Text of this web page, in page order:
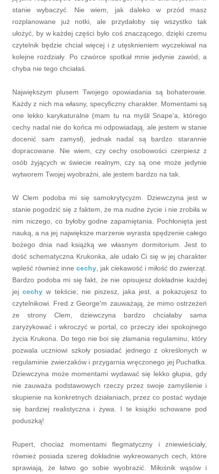
stanie wybaczyć. Nie wiem, jak daleko w przód masz
rozplanowane już notki, ale przydałoby się wszystko tak
ułożyć, by w każdej części było coś znaczącego, dzięki czemu
czytelnik będzie chciał więcej i z utęsknieniem wyczekiwał na
kolejne rozdziały. Po czwórce spotkał mnie jedynie zawód, a
chyba nie tego chciałaś.
Największym plusem Twojego opowiadania są bohaterowie.
Każdy z nich ma własny, specyficzny charakter. Momentami są
one lekko karykaturalne (mam tu na myśli Snape'a, którego
cechy nadal nie do końca mi odpowiadają, ale jestem w stanie
docenić sam zamysł), jednak nadal są bardzo starannie
dopracowane. Nie wiem, czy cechy osobowości czerpiesz z
osób żyjących w świecie realnym, czy są one może jedynie
wytworem Twojej wyobraźni, ale jestem bardzo na tak.
W Clem podoba mi się samokrytycyzm. Dziewczyna jest w
stanie pogodzić się z faktem, że ma nudne życie i nie zrobiła w
nim niczego, co byłoby godne zapamiętania. Pochłonięta jest
nauką, a na jej największe marzenie wyrasta spędzenie całego
bożego dnia nad książką we własnym dormitorium. Jest to
dość schematyczna Krukonka, ale udało Ci się w jej charakter
wpleść również inne cechy , jak ciekawość i miłość do zwierząt.
Bardzo podoba mi się fakt, że nie opisujesz dokładnie każdej
jejcechyw tekście; nie piszesz, jaka jest, a pokazujesz to
czytelnikowi. Fred z George'm zauważają, że mimo ostrzeżeń
ze strony Clem, dziewczyna bardzo chciałaby sama
zaryzykować i wkroczyć w portal, co przeczy idei spokojnego
życia Krukona. Do tego nie boi się złamania regulaminu, który
pozwala uczniowi szkoły posiadać jednego z określonych w
regulaminie zwierzaków i przygarnia wręczonego jej Puchatka.
Dziewczyna może momentami wydawać się lekko głupia, gdy
nie zauważa podstawowych rzeczy przez swoje zamyślenie i
skupienie na konkretnych działaniach, przez co postać wydaje
się bardziej realistyczna i żywa. I te książki schowane pod
poduszką!
Rupert, chociaż momentami flegmatyczny i zniewieściały,
również posiada szereg dokładnie wykreowanych cech, które
sprawiają, że łatwo go sobie wyobrazić. Miłośnik wąsów i